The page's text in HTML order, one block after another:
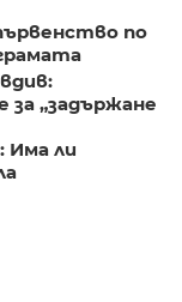
по
за „задържане
Има ли